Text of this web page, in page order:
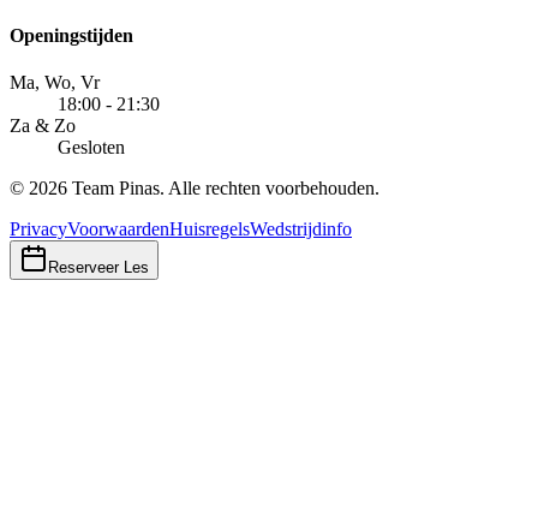
Openingstijden
Ma, Wo, Vr
18:00 - 21:30
Za & Zo
Gesloten
© 2026 Team Pinas. Alle rechten voorbehouden.
PrivacyVoorwaardenHuisregelsWedstrijdinfo
Reserveer Les